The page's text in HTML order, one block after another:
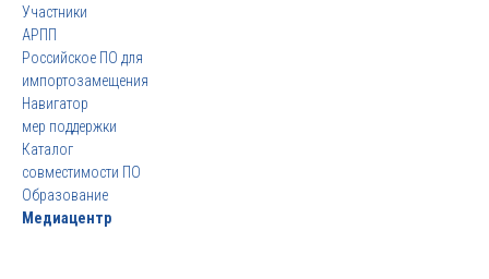
Участники
АРПП
Российское ПО для
импортозамещения
Навигатор
мер поддержки
Каталог
совместимости ПО
Образование
Медиацентр